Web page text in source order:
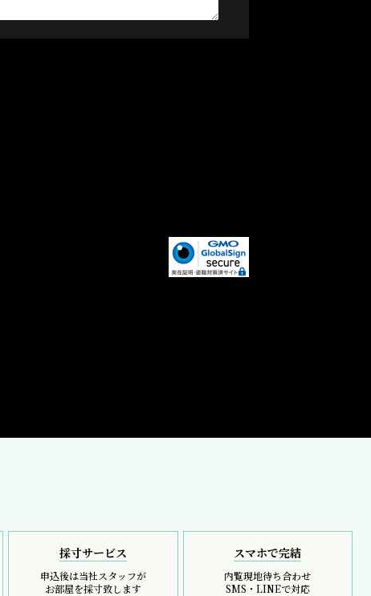
採寸サービス
申込後は当社スタッフが
お部屋を採寸致します
スマホで完結
内覧現地待ち合わせ
SMS・LINEで対応